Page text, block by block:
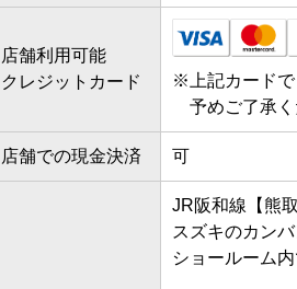
店舗利用可能
クレジットカード
※ 上記カード
予めご了承く
店舗での現金決済 可
JR阪和線【熊
スズキのカンバ
ショールーム